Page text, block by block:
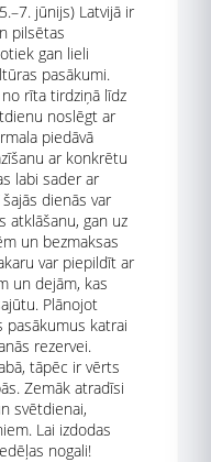
jūnijs) Latvijā ir
pilsētas
gan lieli
pasākumi.
rīta tirdziņā līdz
noslēgt ar
piedāvā
ar konkrētu
labi sader ar
dienās var
atklāšanu, gan uz
un bezmaksas
var piepildīt ar
un dejām, kas
Plānojot
pasākumus katrai
rezervei.
tāpēc ir vērts
Zemāk atradīsi
svētdienai,
Lai izdodas
nogali!